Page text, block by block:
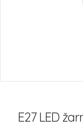
začetekE27 LED